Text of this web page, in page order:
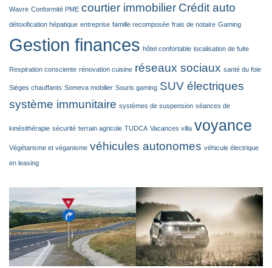
Wavre Conformité PME courtier immobilier Crédit auto
détoxification hépatique entreprise famille recomposée frais de notaire Gaming
Gestion finances hôtel confortable localisation de fuite
Respiration consciente rénovation cuisine réseaux sociaux santé du foie
Sièges chauffants Someva mobilier Souris gaming SUV électriques
système immunitaire systèmes de suspension séances de
kinésithérapie sécurité terrain agricole TUDCA Vacances villa voyance
Végétarisme et véganisme véhicules autonomes véhicule électrique
en leasing